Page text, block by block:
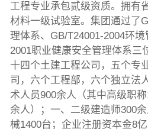
工程专业承包贰级资质。拥有
材料一级试验室。集团通过了
理体系、GB/T24001-2004环
2001职业健康安全管理体系三
十四个土建工程公司，五个专
司，六个工程部，六个独立法
术人员900余人（其中高级职
余人）；一、二级建造师300
械1400台；企业注册资本金8